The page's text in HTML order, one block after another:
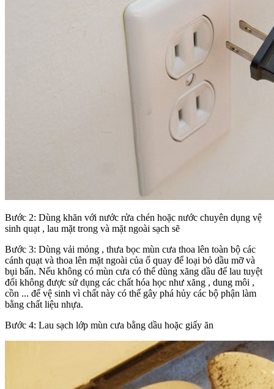
Bước 2: Dùng khăn với nước rửa chén hoặc nước chuyên dụng vệ
sinh quạt , lau mặt trong và mặt ngoài sạch sẽ
Bước 3: Dùng vải mỏng , thưa bọc mùn cưa thoa lên toàn bộ các
cánh quạt và thoa lên mặt ngoài của ổ quay để loại bỏ dầu mỡ và
bụi bẩn. Nếu không có mùn cưa có thể dùng xăng dầu để lau tuyệt
đối không được sử dụng các chất hóa học như xăng , dung môi ,
cồn ... để vệ sinh vì chất này có thể gây phá hủy các bộ phận làm
bằng chất liệu nhựa.
Bước 4: Lau sạch lớp mùn cưa bằng dầu hoặc giấy ăn